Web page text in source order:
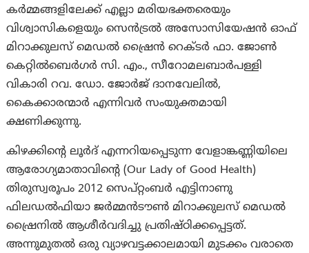
കര്‍മ്മങ്ങളിലേക്ക് എല്ലാ മരിയഭക്തരെയും
വിശ്വാസികളെയും സെന്‍ട്രല്‍ അസോസിയേഷന്‍ ഓഫ്
മിറാക്കുലസ് മെഡല്‍ ഷ്രൈന്‍ റെക്ടര്‍ ഫാ. ജോണ്‍
കെറ്റില്‍ബെര്‍ഗര്‍ സി. എം., സീറോമലബാര്‍പള്ളി
വികാരി റവ. ഡോ. ജോര്‍ജ് ദാനവേലില്‍,
കൈക്കാരന്മാര്‍ എന്നിവര്‍ സംയുക്തമായി
ക്ഷണിക്കുന്നു.
കിഴക്കിന്‍റെ ലൂര്‍ദ് എന്നറിയപ്പെടുന്ന വേളാങ്കണ്ണിയിലെ
ആരോഗ്യമാതാവിന്‍റെ (Our Lady of Good Health)
തിരുസ്വരൂപം 2012 സെപ്റ്റംബര്‍ എട്ടിനാണു
ഫിലഡല്‍ഫിയാ ജര്‍മ്മന്‍ടൗണ്‍ മിറാക്കുലസ് മെഡല്‍
ഷ്രൈനില്‍ ആശീര്‍വദിച്ചു പ്രതിഷ്ഠിക്കപ്പെട്ടത്.
അന്നുമുതല്‍ ഒരു വ്യാഴവട്ടക്കാലമായി മുടക്കം വരാതെ